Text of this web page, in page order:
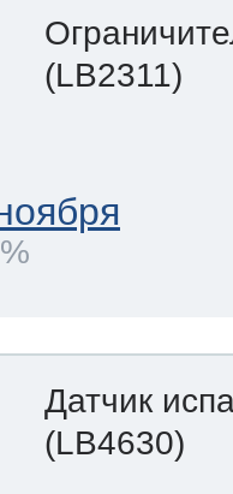
(LB2311)
Датчик
(LB4630)